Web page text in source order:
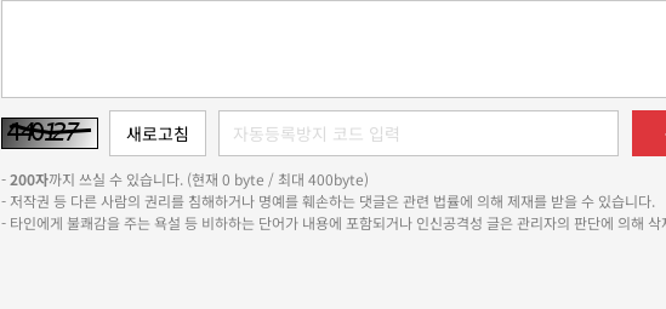
-200자까지 쓰실 수 있습니다. (현재 0 byte / 최대 400byte)
- 저작권 등 다른 사람의 권리를 침해하거나 명예를 훼손하는 댓글은 관련 법률에 의해 제재를 받을 수 있습니다.
- 타인에게 불쾌감을 주는 욕설 등 비하하는 단어가 내용에 포함되거나 인신공격성 글은 관리자의 판단에 의해 삭